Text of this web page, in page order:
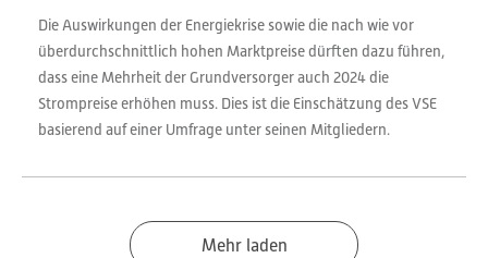
Die Auswirkungen der Energiekrise sowie die nach wie vor
überdurchschnittlich hohen Marktpreise dürften dazu führen,
dass eine Mehrheit der Grundversorger auch 2024 die
Strompreise erhöhen muss. Dies ist die Einschätzung des VSE
basierend auf einer Umfrage unter seinen Mitgliedern.
Mehr laden